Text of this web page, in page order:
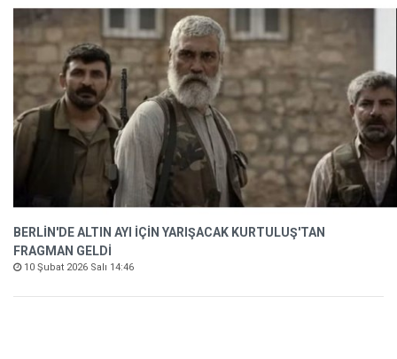
BERLİN'DE ALTIN AYI İÇİN YARIŞACAK KURTULUŞ'TAN
FRAGMAN GELDİ
10 Şubat 2026 Salı 14:46